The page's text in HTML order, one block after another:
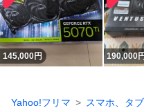
145,000円 190,000
Yahoo!フリマ スマホ、タ